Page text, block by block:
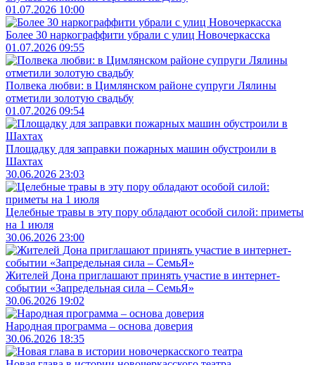
01.07.2026 10:00
Более 30 наркограффити убрали с улиц Новочеркасска
01.07.2026 09:55
Полвека любви: в Цимлянском районе супруги Лялины
отметили золотую свадьбу
01.07.2026 09:54
Площадку для заправки пожарных машин обустроили в
Шахтах
30.06.2026 23:03
Целебные травы в эту пору обладают особой силой: приметы
на 1 июля
30.06.2026 23:00
Жителей Дона приглашают принять участие в интернет-
событии «Запредельная сила – СемьЯ»
30.06.2026 19:02
Народная программа – основа доверия
30.06.2026 18:35